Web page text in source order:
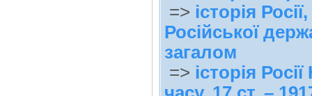
=> історія Росії,
Російської
загалом
=> історія